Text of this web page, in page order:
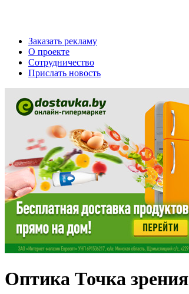
Заказать рекламу
О проекте
Сотрудничество
Прислать новость
Оптика Точка зрения